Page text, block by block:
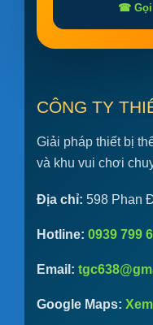
☎ Gọi
CÔNG TY
Giải pháp thiết bị
và khu vui chơi
Địa chỉ: 598 Phan
Hotline: 0939 799
Email:
Google Maps: